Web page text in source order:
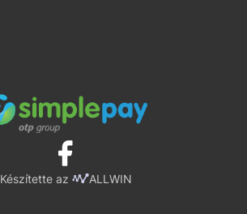
Készítette az ALLWIN